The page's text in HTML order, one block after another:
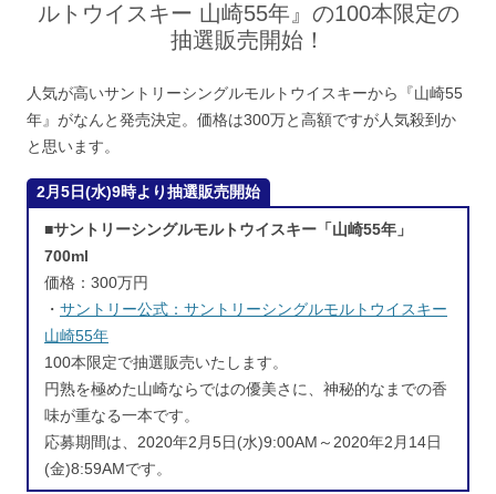
ルトウイスキー 山崎55年』の100本限定の
抽選販売開始！
人気が高いサントリーシングルモルトウイスキーから『山崎55
年』がなんと発売決定。価格は300万と高額ですが人気殺到か
と思います。
2月5日(水)9時より抽選販売開始
■サントリーシングルモルトウイスキー「山崎55年」
700ml
価格：300万円
・ サントリー公式：サントリーシングルモルトウイスキー
山崎55年
100本限定で抽選販売いたします。
円熟を極めた山崎ならではの優美さに、神秘的なまでの香
味が重なる一本です。
応募期間は、2020年2月5日(水)9:00AM～2020年2月14日
(金)8:59AMです。